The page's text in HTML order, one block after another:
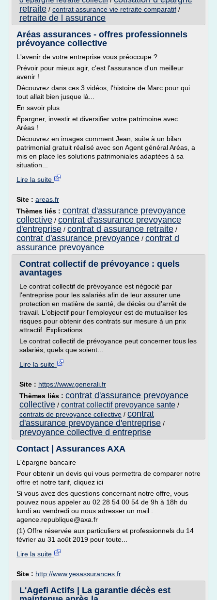
retraite / contrat assurance vie retraite comparatif /
retraite de l assurance
Aréas assurances - offres professionnels
prévoyance collective
L'avenir de votre entreprise vous préoccupe ?
Prévoir pour mieux agir, c'est l'assurance d'un meilleur
avenir !
Découvrez dans ces 3 vidéos, l'histoire de Marc pour qui
tout allait bien jusque là...
En savoir plus
Épargner, investir et diversifier votre patrimoine avec
Aréas !
Découvrez en images comment Jean, suite à un bilan
patrimonial gratuit réalisé avec son Agent général Aréas, a
mis en place les solutions patrimoniales adaptées à sa
situation...
Lire la suite
Site : areas.fr
Thèmes liés : contrat d'assurance prevoyance
collective / contrat d'assurance prevoyance
d'entreprise / contrat d assurance retraite /
contrat d'assurance prevoyance / contrat d
assurance prevoyance
Contrat collectif de prévoyance : quels
avantages
Le contrat collectif de prévoyance est négocié par
l'entreprise pour les salariés afin de leur assurer une
protection en matière de santé, de décès ou d'arrêt de
travail. L'objectif pour l'employeur est de mutualiser les
risques pour obtenir des contrats sur mesure à un prix
attractif. Explications.
Le contrat collectif de prévoyance peut concerner tous les
salariés, quels que soient...
Lire la suite
Site : https://www.generali.fr
Thèmes liés : contrat d'assurance prevoyance
collective / contrat collectif prevoyance sante /
contrats de prevoyance collective / contrat
d'assurance prevoyance d'entreprise /
prevoyance collective d entreprise
Contact | Assurances AXA
L'épargne bancaire
Pour obtenir un devis qui vous permettra de comparer notre
offre et notre tarif, cliquez ici
Si vous avez des questions concernant notre offre, vous
pouvez nous appeler au 02 28 54 00 54 de 9h à 18h du
lundi au vendredi ou nous adresser un mail :
agence.republique@axa.fr
(1) Offre réservée aux particuliers et professionnels du 14
février au 31 août 2019 pour toute...
Lire la suite
Site : http://www.yesassurances.fr
L'Agefi Actifs | La garantie décès est